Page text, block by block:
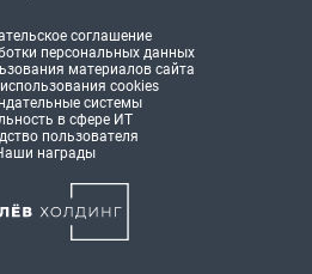
соглашение
персональных данных
материалов сайта
cookies
системы
в сфере ИТ
пользователя
награды